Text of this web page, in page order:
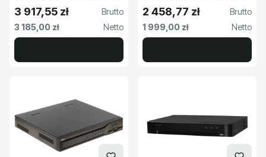
4KE-IV
Cena brutto
3 917,55 zł
Cena netto
3 185,00 zł
Cena brutto
2 458,77 zł
Cena netto
1 999,00 zł